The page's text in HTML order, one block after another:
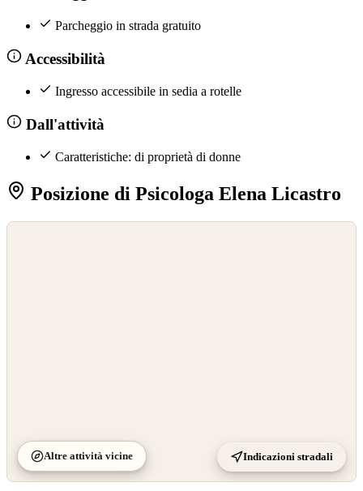
Parcheggio in strada gratuito
Accessibilità
Ingresso accessibile in sedia a rotelle
Dall'attività
Caratteristiche: di proprietà di donne
Posizione di Psicologa Elena Licastro
Altre attività vicine Indicazioni stradali